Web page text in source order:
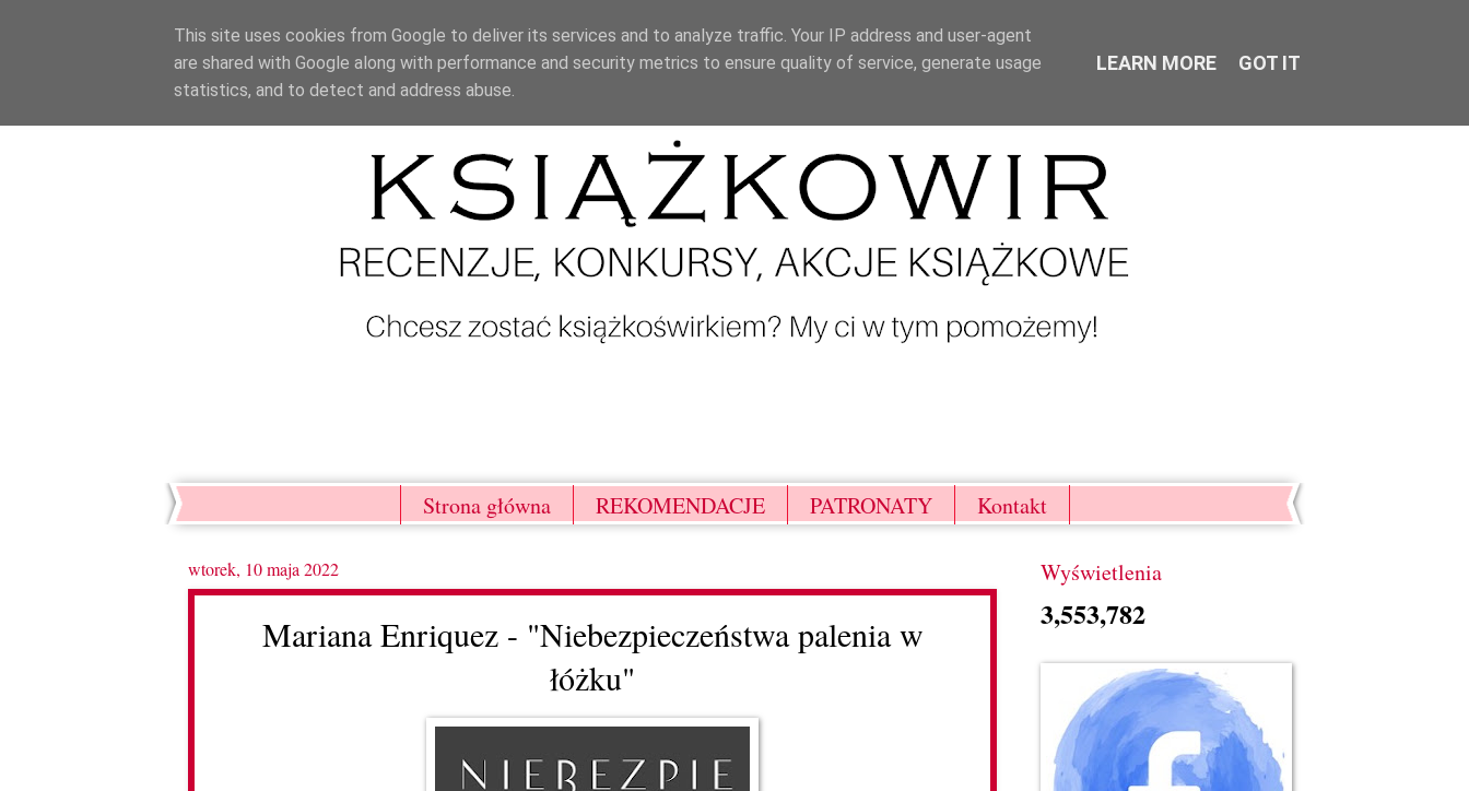
Strona główna REKOMENDACJE PATRONATY Kontakt
wtorek, 10 maja 2022
Mariana Enriquez - "Niebezpieczeństwa palenia w
łóżku"
Wyświetlenia
3,553,782
This site uses cookies from Google to deliver its services and to analyze traffic. Your IP address and user-agent
are shared with Google along with performance and security metrics to ensure quality of service, generate usage
statistics, and to detect and address abuse.
LEARN MORE GOT IT